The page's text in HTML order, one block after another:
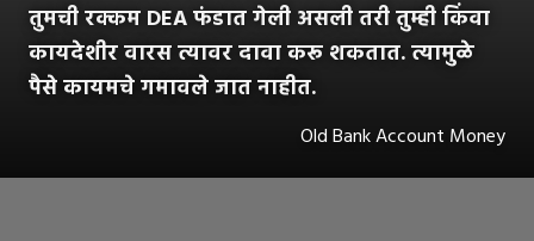
तुमची रक्कम DEA फंडात गेली असली तरी तुम्ही किंवा
कायदेशीर वारस त्यावर दावा करू शकतात. त्यामुळे
पैसे कायमचे गमावले जात नाहीत.
Old Bank Account Money